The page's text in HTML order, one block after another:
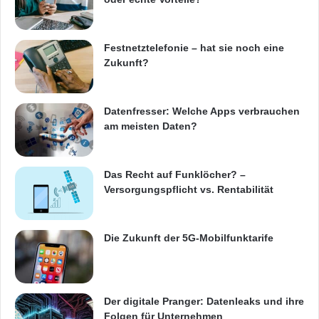
tatsächliche Übertragungsgeschwindigkeit
hängt von verschiedenen Faktoren ab, wie
beispielsweise der Entfernung zum nächsten
Verteilerpunkt oder der Auslastung des
Netzes.
Glasfaseranschluss nicht für jeden Haushalt
die beste Wahl sein muss. Es gilt abzuwägen,
ob die höheren Kosten und eventuellen
Schwierigkeiten bei der Installation durch die
Vorteile eines schnellen und stabilen Internets
ausgeglichen werden können.
Festnetztelefonie – hat sie noch eine
Zukunft?
Datenfresser: Welche Apps verbrauchen
am meisten Daten?
Das Recht auf Funklöcher? –
Versorgungspflicht vs. Rentabilität
Die Zukunft der 5G-Mobilfunktarife
Der digitale Pranger: Datenleaks und ihre
Folgen für Unternehmen